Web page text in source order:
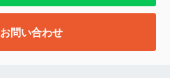
お問い合わせ